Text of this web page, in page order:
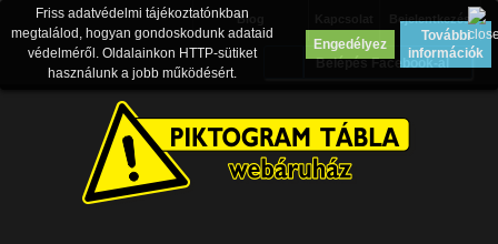
Bejelentkezés
Blog
Belépés Facebook-al
Friss adatvédelmi tájékoztatónkban
megtalálod, hogyan gondoskodunk adataid
védelméről. Oldalainkon HTTP-sütiket
használunk a jobb működésért.
Engedélyez
További
információk